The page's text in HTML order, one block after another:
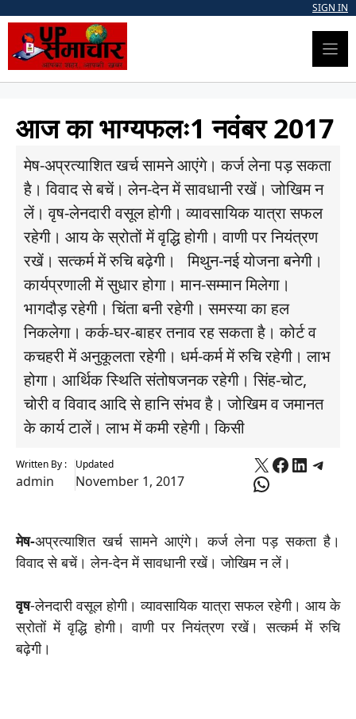
content
SIGN IN
आज का भाग्यफलः1 नवंबर 2017
मेष-अप्रत्याशित खर्च सामने आएंगे। कर्ज लेना पड़ सकता
है। विवाद से बचें। लेन-देन में सावधानी रखें। जोखिम न
लें। वृष-लेनदारी वसूल होगी। व्यावसायिक यात्रा सफल
रहेगी। आय के स्रोतों में वृद्धि होगी। वाणी पर नियंत्रण
रखें। सत्कर्म में रुचि बढ़ेगी। मिथुन-नई योजना बनेगी।
कार्यप्रणाली में सुधार होगा। मान-सम्मान मिलेगा।
भागदौड़ रहेगी। चिंता बनी रहेगी। समस्या का हल
निकलेगा। कर्क-घर-बाहर तनाव रह सकता है। कोर्ट व
कचहरी में अनुकूलता रहेगी। धर्म-कर्म में रुचि रहेगी। लाभ
होगा। आर्थिक स्थिति संतोषजनक रहेगी। सिंह-चोट,
चोरी व विवाद आदि से हानि संभव है। जोखिम व जमानत
के कार्य टालें। लाभ में कमी रहेगी। किसी
Written By :
admin
Updated
November 1, 2017
X Facebook
WhatsApp
मेष-अप्रत्याशित खर्च सामने आएंगे। कर्ज लेना पड़ सकता है।
विवाद से बचें। लेन-देन में सावधानी रखें। जोखिम न लें।
वृष-लेनदारी वसूल होगी। व्यावसायिक यात्रा सफल रहेगी। आय के
स्रोतों में वृद्धि होगी। वाणी पर नियंत्रण रखें। सत्कर्म में रुचि
बढ़ेगी।